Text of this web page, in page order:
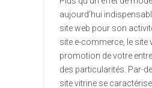
aujourd’hui
site web pour son
site e-commerce, le site
promotion de votre
des particularités. Par-
site vitrine se